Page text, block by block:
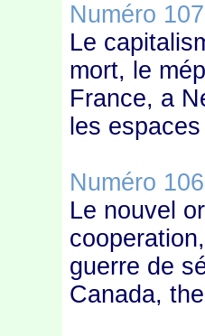
Numéro 107
Le
mort, le
France, a
les
Numéro 106
Le nouvel
guerre de
Canada,